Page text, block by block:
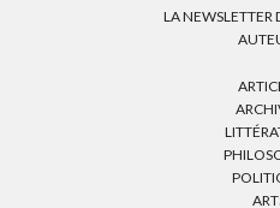
LA NEWSLETTER